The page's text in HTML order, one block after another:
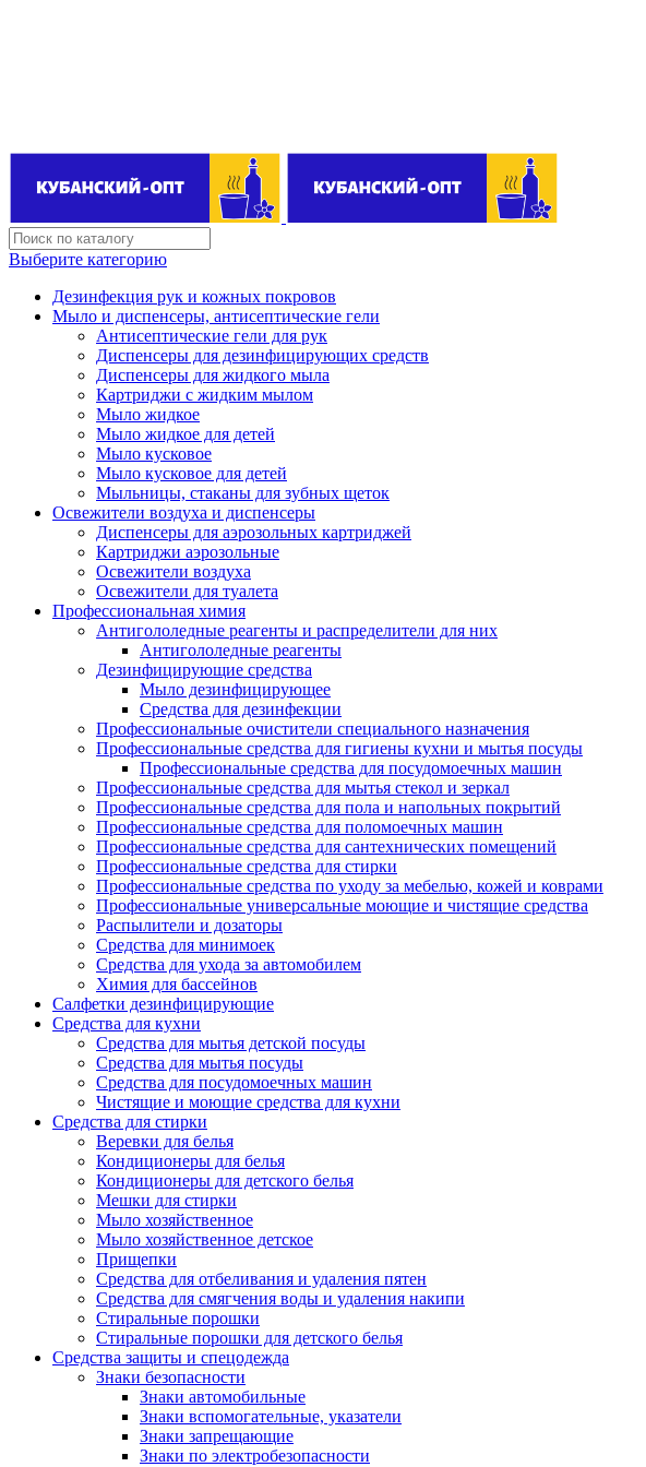
Выберите категорию
Дезинфекция рук и кожных покровов
Мыло и диспенсеры, антисептические гели
Антисептические гели для рук
Диспенсеры для дезинфицирующих средств
Диспенсеры для жидкого мыла
Картриджи с жидким мылом
Мыло жидкое
Мыло жидкое для детей
Мыло кусковое
Мыло кусковое для детей
Мыльницы, стаканы для зубных щеток
Освежители воздуха и диспенсеры
Диспенсеры для аэрозольных картриджей
Картриджи аэрозольные
Освежители воздуха
Освежители для туалета
Профессиональная химия
Антигололедные реагенты и распределители для них
Антигололедные реагенты
Дезинфицирующие средства
Мыло дезинфицирующее
Средства для дезинфекции
Профессиональные очистители специального назначения
Профессиональные средства для гигиены кухни и мытья посуды
Профессиональные средства для посудомоечных машин
Профессиональные средства для мытья стекол и зеркал
Профессиональные средства для пола и напольных покрытий
Профессиональные средства для поломоечных машин
Профессиональные средства для сантехнических помещений
Профессиональные средства для стирки
Профессиональные средства по уходу за мебелью, кожей и коврами
Профессиональные универсальные моющие и чистящие средства
Распылители и дозаторы
Средства для минимоек
Средства для ухода за автомобилем
Химия для бассейнов
Салфетки дезинфицирующие
Средства для кухни
Средства для мытья детской посуды
Средства для мытья посуды
Средства для посудомоечных машин
Чистящие и моющие средства для кухни
Средства для стирки
Веревки для белья
Кондиционеры для белья
Кондиционеры для детского белья
Мешки для стирки
Мыло хозяйственное
Мыло хозяйственное детское
Прищепки
Средства для отбеливания и удаления пятен
Средства для смягчения воды и удаления накипи
Стиральные порошки
Стиральные порошки для детского белья
Средства защиты и спецодежда
Знаки безопасности
Знаки автомобильные
Знаки вспомогательные, указатели
Знаки запрещающие
Знаки по электробезопасности